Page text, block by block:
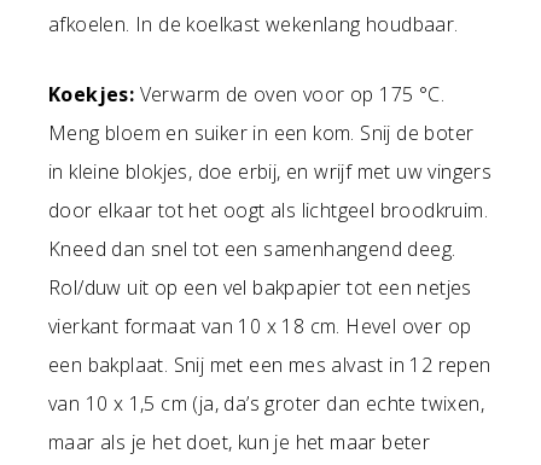
afkoelen. In de koelkast wekenlang houdbaar.
Koekjes: Verwarm de oven voor op 175 °C.
Meng bloem en suiker in een kom. Snij de boter
in kleine blokjes, doe erbij, en wrijf met uw vingers
door elkaar tot het oogt als lichtgeel broodkruim.
Kneed dan snel tot een samenhangend deeg.
Rol/duw uit op een vel bakpapier tot een netjes
vierkant formaat van 10 x 18 cm. Hevel over op
een bakplaat. Snij met een mes alvast in 12 repen
van 10 x 1,5 cm (ja, da’s groter dan echte twixen,
maar als je het doet, kun je het maar beter